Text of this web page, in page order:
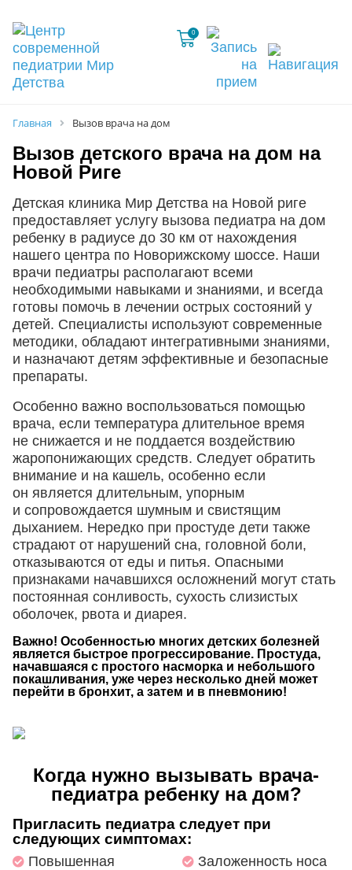
0
Главная Вызов врача на дом
Вызов детского врача на дом на
Новой Риге
Детская клиника Мир Детства на Новой риге
предоставляет услугу вызова педиатра на дом
ребенку в радиусе до 30 км от нахождения
нашего центра по Новорижскому шоссе. Наши
врачи педиатры располагают всеми
необходимыми навыками и знаниями, и всегда
готовы помочь в лечении острых состояний у
детей. Специалисты используют современные
методики, обладают интегративными знаниями,
и назначают детям эффективные и безопасные
препараты.
Особенно важно воспользоваться помощью
врача, если температура длительное время
не снижается и не поддается воздействию
жаропонижающих средств. Следует обратить
внимание и на кашель, особенно если
он является длительным, упорным
и сопровождается шумным и свистящим
дыханием. Нередко при простуде дети также
страдают от нарушений сна, головной боли,
отказываются от еды и питья. Опасными
признаками начавшихся осложнений могут стать
постоянная сонливость, сухость слизистых
оболочек, рвота и диарея.
Важно! Особенностью многих детских болезней
является быстрое прогрессирование. Простуда,
начавшаяся с простого насморка и небольшого
покашливания, уже через несколько дней может
перейти в бронхит, а затем и в пневмонию!
Когда нужно вызывать врача-
педиатра ребенку на дом?
Пригласить педиатра следует при
следующих симптомах:
Повышенная
Заложенность носа